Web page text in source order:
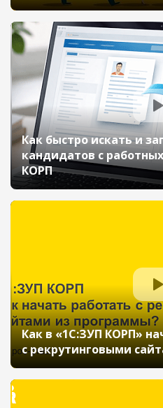
Как быстро искать и
кандидатов с
КОРП
Как в «1С:ЗУП КОРП»
с рекрутинговыми